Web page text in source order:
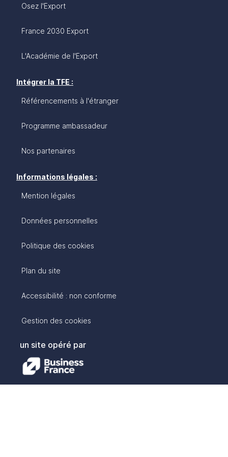
Osez l'Export
France 2030 Export
L'Académie de l'Export
Intégrer la TFE :
Référencements à l'étranger
Programme ambassadeur
Nos partenaires
Informations légales :
Mention légales
Données personnelles
Politique des cookies
Plan du site
Accessibilité : non conforme
Gestion des cookies
un site opéré par
avec :